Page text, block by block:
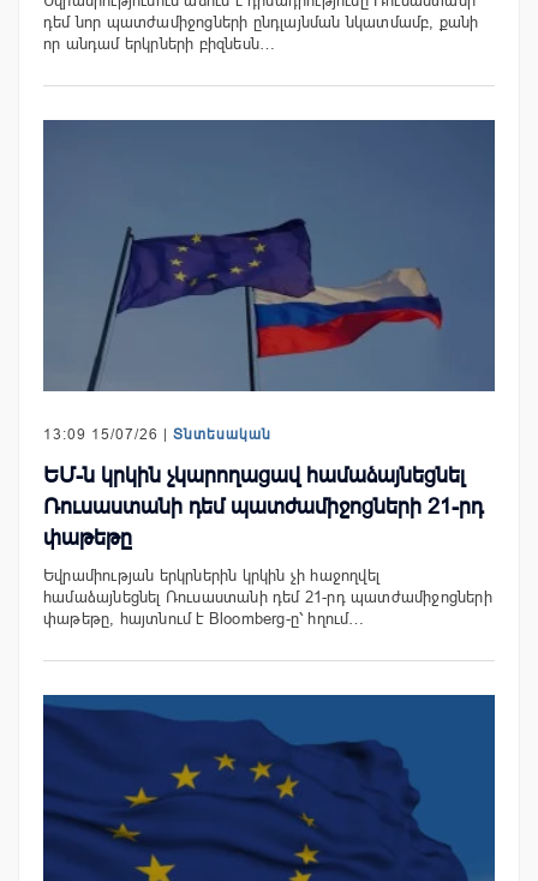
դեմ նոր պատժամիջոցների ընդլայնման նկատմամբ, քանի
որ անդամ երկրների բիզնեսն…
13:09 15/07/26 | Տնտեսական
ԵՄ-ն կրկին չկարողացավ համաձայնեցնել
Ռուսաստանի դեմ պատժամիջոցների 21-րդ
փաթեթը
Եվրամիության երկրներին կրկին չի հաջողվել
համաձայնեցնել Ռուսաստանի դեմ 21-րդ պատժամիջոցների
փաթեթը, հայտնում է Bloomberg-ը՝ հղում…